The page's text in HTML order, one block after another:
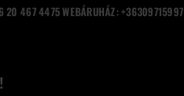
20 467 4475 WEBÁRUHÁZ: +36309715997